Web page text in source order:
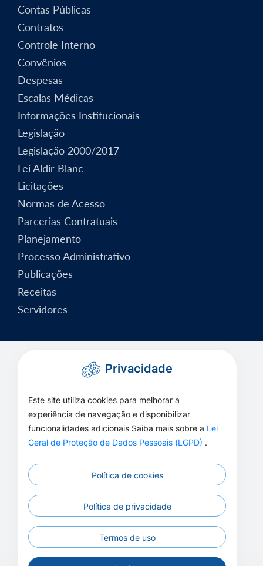
Contas Públicas
Contratos
Controle Interno
Convênios
Despesas
Escalas Médicas
Informações Institucionais
Legislação
Legislação 2000/2017
Lei Aldir Blanc
Licitações
Normas de Acesso
Parcerias Contratuais
Planejamento
Processo Administrativo
Publicações
Receitas
Servidores
Privacidade
Este site utiliza cookies para melhorar a
experiência de navegação e disponibilizar
funcionalidades adicionais Saiba mais sobre a Lei
Geral de Proteção de Dados Pessoais (LGPD) .
Política de cookies
Política de privacidade
Termos de uso